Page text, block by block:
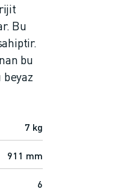
Bu
bu
beyaz
7 kg
911 mm
6